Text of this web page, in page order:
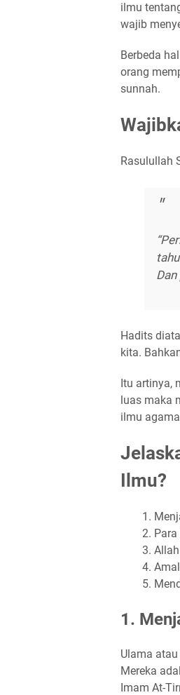
ilmu
wajib
Berbeda
orang
sunnah.
Rasulullah
Hadits
kita.
Itu artinya,
luas maka
ilmu
Ilmu?
1.
Ulama
Mereka
Imam At-